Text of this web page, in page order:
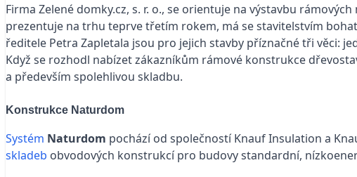
Firma Zelené domky.cz, s. r. o., se orientuje na výstavbu
prezentuje na trhu teprve třetím rokem, má se stavitelstvím
ředitele Petra Zapletala jsou pro jejich stavby příznačné tři věci:
Když se rozhodl nabízet zákazníkům rámové konstrukce
a především spolehlivou skladbu.
Konstrukce Naturdom
Systém Naturdom pochází od společností Knauf Insulation a
skladeb obvodových konstrukcí pro budovy standardní,